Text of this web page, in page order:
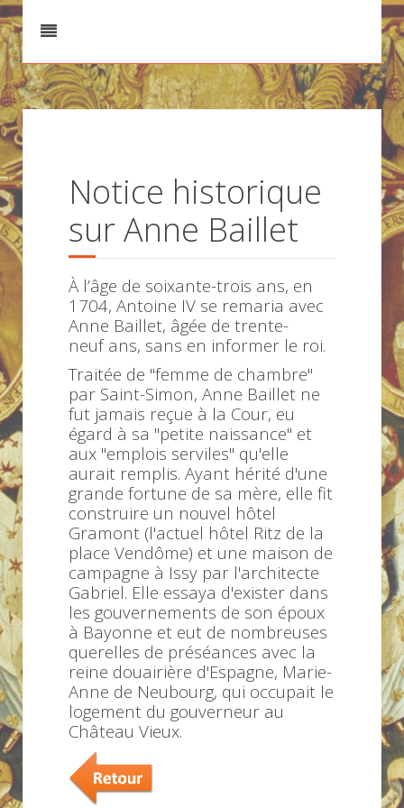
Notice historique
sur Anne Baillet
À l’âge de soixante-trois ans, en
1704, Antoine IV se remaria avec
Anne Baillet, âgée de trente-
neuf ans, sans en informer le roi.
Traitée de "femme de chambre"
par Saint-Simon, Anne Baillet ne
fut jamais reçue à la Cour, eu
égard à sa "petite naissance" et
aux "emplois serviles" qu'elle
aurait remplis. Ayant hérité d'une
grande fortune de sa mère, elle fit
construire un nouvel hôtel
Gramont (l'actuel hôtel Ritz de la
place Vendôme) et une maison de
campagne à Issy par l'architecte
Gabriel. Elle essaya d'exister dans
les gouvernements de son époux
à Bayonne et eut de nombreuses
querelles de préséances avec la
reine douairière d'Espagne, Marie-
Anne de Neubourg, qui occupait le
logement du gouverneur au
Château Vieux.